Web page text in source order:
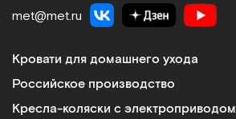
Ортопедические матрасы
комфорт лежачим больным и
каркас дает возможность
пациентов с большим весом,
регулируется,
met@met.ru
Кровати для домашнего ухода
Российское производство
Кресла-коляски с электроприводом